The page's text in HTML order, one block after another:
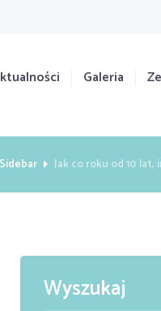
Galeria
Jak co roku od 10
Wyszukaj